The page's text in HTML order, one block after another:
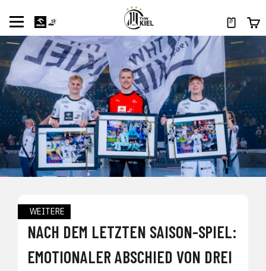
WEITERE
NACH DEM LETZTEN SAISON-SPIEL:
EMOTIONALER ABSCHIED VON DREI